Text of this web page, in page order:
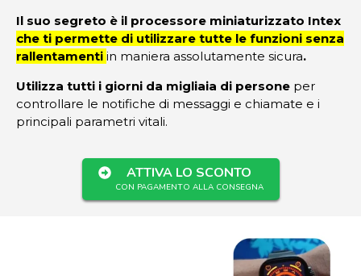
Il suo segreto è il processore miniaturizzato Intex
che ti permette di utilizzare tutte le funzioni senza
rallentamenti in maniera assolutamente sicura.
Utilizza tutti i giorni da migliaia di persone per
controllare le notifiche di messaggi e chiamate e i
principali parametri vitali.
ATTIVA LO SCONTO
CON PAGAMENTO ALLA CONSEGNA